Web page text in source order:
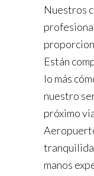
Nuestros
Están
lo más
nuestro
próximo
manos